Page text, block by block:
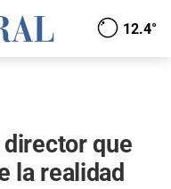
12.4°
que
la realidad